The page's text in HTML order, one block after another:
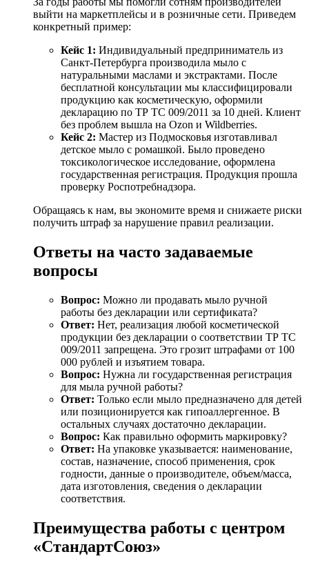
выйти на маркетплейсы и в розничные сети. Приведем
конкретный пример:
Кейс 1: Индивидуальный предприниматель из
Санкт-Петербурга производила мыло с
натуральными маслами и экстрактами. После
бесплатной консультации мы классифицировали
продукцию как косметическую, оформили
декларацию по ТР ТС 009/2011 за 10 дней. Клиент
без проблем вышла на Ozon и Wildberries.
Кейс 2: Мастер из Подмосковья изготавливал
детское мыло с ромашкой. Было проведено
токсикологическое исследование, оформлена
государственная регистрация. Продукция прошла
проверку Роспотребнадзора.
Обращаясь к нам, вы экономите время и снижаете риски
получить штраф за нарушение правил реализации.
Ответы на часто задаваемые
вопросы
Вопрос: Можно ли продавать мыло ручной
работы без декларации или сертификата?
Ответ: Нет, реализация любой косметической
продукции без декларации о соответствии ТР ТС
009/2011 запрещена. Это грозит штрафами от 100
000 рублей и изъятием товара.
Вопрос: Нужна ли государственная регистрация
для мыла ручной работы?
Ответ: Только если мыло предназначено для детей
или позиционируется как гипоаллергенное. В
остальных случаях достаточно декларации.
Вопрос: Как правильно оформить маркировку?
Ответ: На упаковке указывается: наименование,
состав, назначение, способ применения, срок
годности, данные о производителе, объем/масса,
дата изготовления, сведения о декларации
соответствия.
Преимущества работы с центром
«СтандартСоюз»